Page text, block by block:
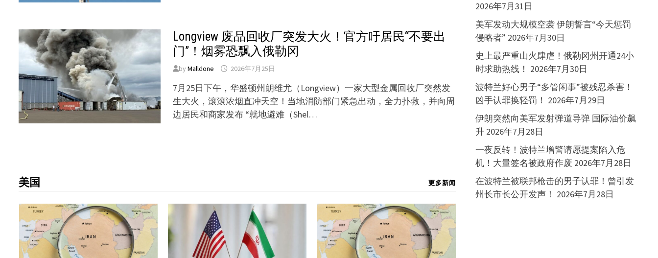
Longview 废品回收厂突发大火！官方吁居民“不要出
门”！烟雾恐飘入俄勒冈
byMalldone 2026年7月25日
7月25日下午，华盛顿州朗维尤（Longview）一家大型金属回收厂突然发
生大火，滚滚浓烟直冲天空！当地消防部门紧急出动，全力扑救，并向周
边居民和商家发布 “就地避难（Shel…
美国 更多新闻
2026年7月31日
美军发动大规模空袭 伊朗誓言“今天惩罚
侵略者” 2026年7月30日
史上最严重山火肆虐！俄勒冈州开通24小
时求助热线！ 2026年7月30日
波特兰好心男子“多管闲事”被残忍杀害！
凶手认罪换轻罚！ 2026年7月29日
伊朗突然向美军发射弹道导弹 国际油价飙
升 2026年7月28日
一夜反转！波特兰增警请愿提案陷入危
机！大量签名被政府作废 2026年7月28日
在波特兰被联邦枪击的男子认罪！曾引发
州长市长公开发声！ 2026年7月28日